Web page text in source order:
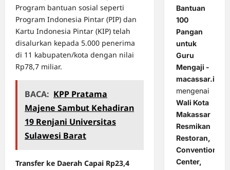
Program bantuan sosial seperti
Program Indonesia Pintar (PIP) dan
Kartu Indonesia Pintar (KIP) telah
disalurkan kepada 5.000 penerima
di 11 kabupaten/kota dengan nilai
Rp78,7 miliar.
BACA: KPP Pratama
Majene Sambut Kehadiran
19 Renjani Universitas
Sulawesi Barat
Transfer ke Daerah Capai Rp23,4
Bantuan
100
Pangan
untuk
Guru
Mengaji -
macassar.id
mengenai
Wali Kota
Makassar
Resmikan
Restoran,
Convention
Center,